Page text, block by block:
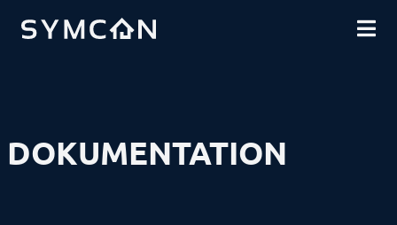
COMMUNITY
DOKUMENTATION
EINFÜHRUNG
INSTALLATION
MODULREFERENZ
BEFEHLSREFERENZ